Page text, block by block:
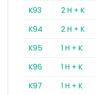
K93
2 H + K
K94
2 H + K
K95
1 H + K
K96
1 H + K
K97
1 H + K